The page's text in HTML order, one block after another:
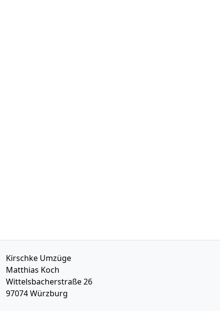
Kirschke Umzüge
Matthias Koch
Wittelsbacherstraße 26
97074Würzburg